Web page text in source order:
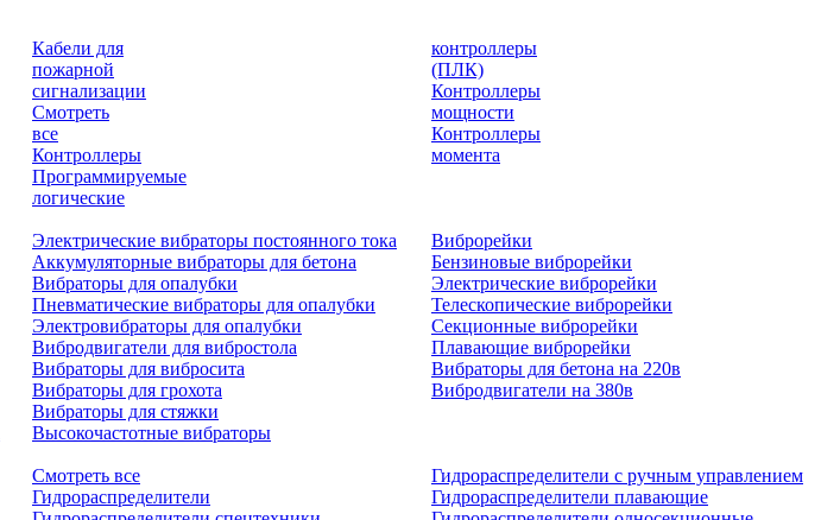
Кабели для
пожарной
сигнализации
Смотреть
все
Контроллеры
Программируемые
логические
контроллеры
(ПЛК)
Контроллеры
мощности
Контроллеры
момента
Электрические вибраторы постоянного тока
Аккумуляторные вибраторы для бетона
Вибраторы для опалубки
Пневматические вибраторы для опалубки
Электровибраторы для опалубки
Вибродвигатели для вибростола
Вибраторы для вибросита
Вибраторы для грохота
Вибраторы для стяжки
Высокочастотные вибраторы
Виброрейки
Бензиновые виброрейки
Электрические виброрейки
Телескопические виброрейки
Секционные виброрейки
Плавающие виброрейки
Вибраторы для бетона на 220в
Вибродвигатели на 380в
Смотреть все
Гидрораспределители
Гидрораспределители с ручным управлением
Гидрораспределители плавающие